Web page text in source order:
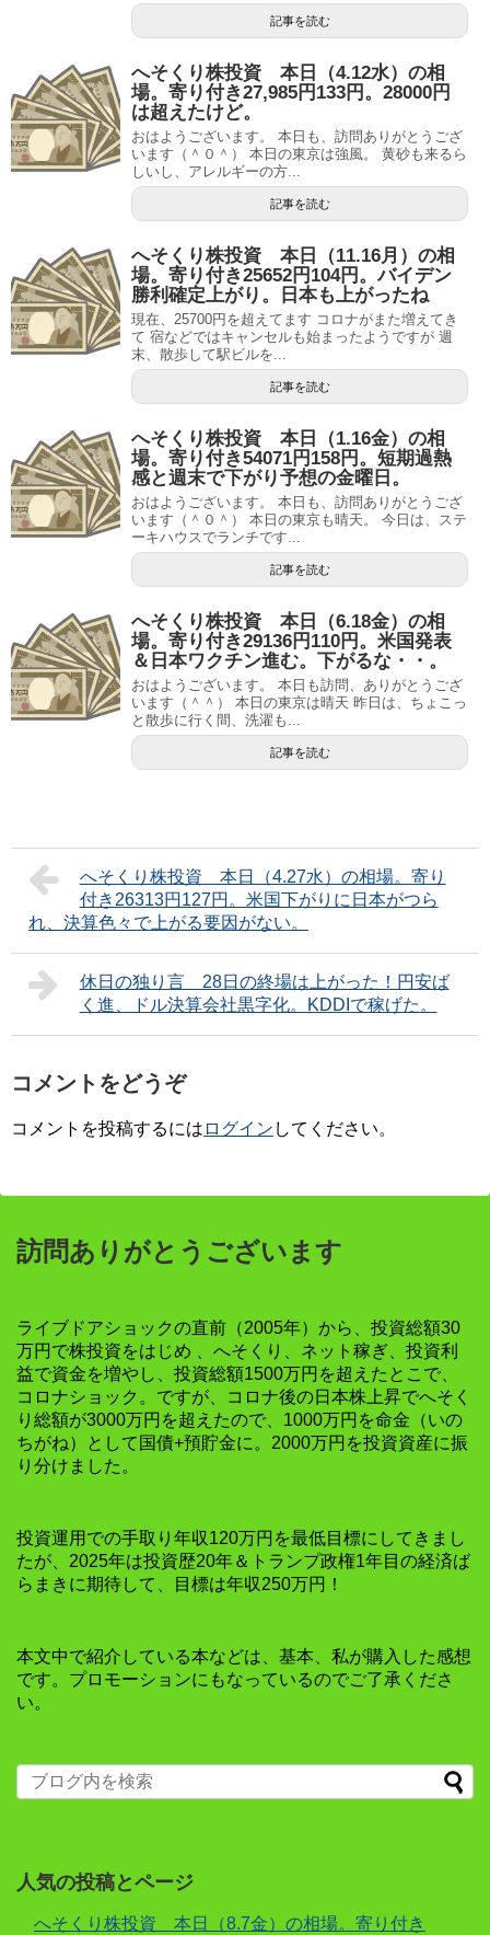
記事を読む
へそくり株投資 本日（4.12水）の相
場。寄り付き27,985円133円。28000円
は超えたけど。
おはようございます。 本日も、訪問ありがとうござ
います（＾０＾） 本日の東京は強風。 黄砂も来るら
しいし、アレルギーの方...
記事を読む
へそくり株投資 本日（11.16月）の相
場。寄り付き25652円104円。バイデン
勝利確定上がり。日本も上がったね
現在、25700円を超えてます コロナがまた増えてき
て 宿などではキャンセルも始まったようですが 週
末、散歩して駅ビルを...
記事を読む
へそくり株投資 本日（1.16金）の相
場。寄り付き54071円158円。短期過熱
感と週末で下がり予想の金曜日。
おはようございます。 本日も、訪問ありがとうござ
います（＾０＾） 本日の東京も晴天。 今日は、ステ
ーキハウスでランチです...
記事を読む
へそくり株投資 本日（6.18金）の相
場。寄り付き29136円110円。米国発表
＆日本ワクチン進む。下がるな・・。
おはようございます。 本日も訪問、ありがとうござ
います（＾＾） 本日の東京は晴天 昨日は、ちょこっ
と散歩に行く間、洗濯も...
記事を読む
へそくり株投資 本日（4.27水）の相場。寄り
付き26313円127円。米国下がりに日本がつら
れ、決算色々で上がる要因がない。
休日の独り言 28日の終場は上がった！円安ば
く進、ドル決算会社黒字化。KDDIで稼げた。
コメントをどうぞ
コメントを投稿するには ログイン してください。
訪問ありがとうございます
ライブドアショックの直前（2005年）から、投資総額30
万円で株投資をはじめ 、へそくり、ネット稼ぎ、投資利
益で資金を増やし、投資総額1500万円を超えたとこで、
コロナショック。ですが、コロナ後の日本株上昇でへそく
り総額が3000万円を超えたので、1000万円を命金（いの
ちがね）として国債+預貯金に。2000万円を投資資産に振
り分けました。
投資運用での手取り年収120万円を最低目標にしてきまし
たが、2025年は投資歴20年＆トランプ政権1年目の経済ば
らまきに期待して、目標は年収250万円！
本文中で紹介している本などは、基本、私が購入した感想
です。プロモーションにもなっているのでご了承くださ
い。
人気の投稿とページ
へそくり株投資 本日（8.7金）の相場。寄り付き